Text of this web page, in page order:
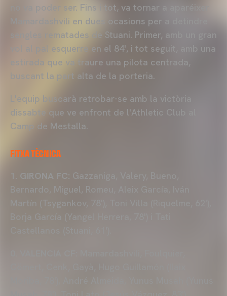
no va poder ser. Fins i tot, va tornar a aparéixer
Mamardashvili en dues ocasions per a detindre
sengles rematades de Stuani. Primer, amb un gran
vol al pal esquerre en el 84', i tot seguit, amb una
estirada que va traure una pilota centrada,
buscant la part alta de la porteria.
L'equip buscarà retrobar-se amb la victòria
dissabte que ve enfront de l'Athletic Club al
Camp de Mestalla.
FITXA TÈCNICA
1. GIRONA FC: Gazzaniga, Valery, Bueno,
Bernardo, Miguel, Romeu, Aleix García, Iván
Martín (Tsygankov, 78'), Toni Villa (Riquelme, 62'),
Borja García (Yangel Herrera, 78') i Tati